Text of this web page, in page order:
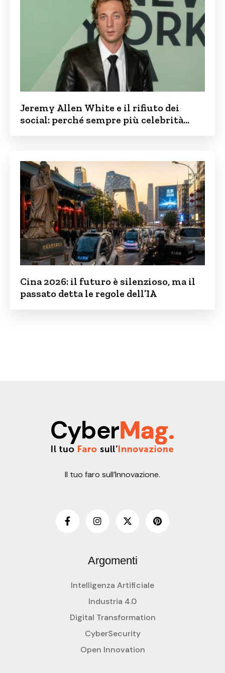
Jeremy Allen White e il rifiuto dei
social: perché sempre più celebrità
Cina 2026: il futuro è silenzioso, ma il
passato detta le regole dell’IA
Il tuo faro sull’Innovazione.
Argomenti
Intelligenza Artificiale
Industria 4.0
Digital Transformation
CyberSecurity
Open Innovation